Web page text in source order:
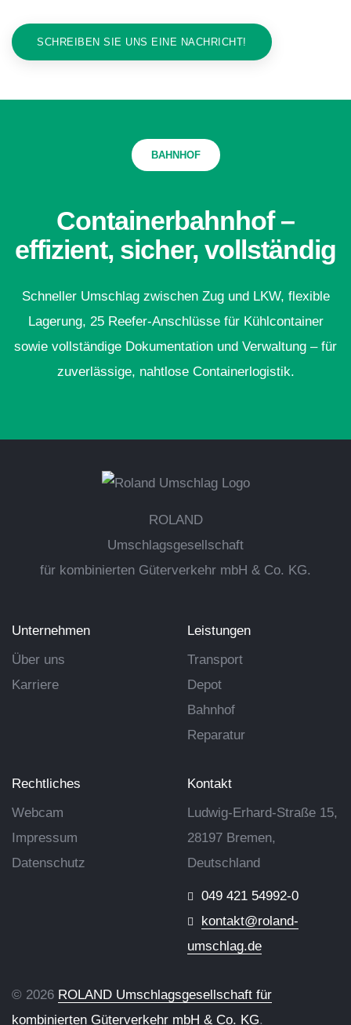
SCHREIBEN SIE UNS EINE NACHRICHT!
BAHNHOF
Containerbahnhof –
effizient, sicher, vollständig
Schneller Umschlag zwischen Zug und LKW, flexible
Lagerung, 25 Reefer-Anschlüsse für Kühlcontainer
sowie vollständige Dokumentation und Verwaltung – für
zuverlässige, nahtlose Containerlogistik.
ROLAND
Umschlagsgesellschaft
für kombinierten Güterverkehr mbH & Co. KG.
Unternehmen
Über uns
Karriere
Leistungen
Transport
Depot
Bahnhof
Reparatur
Rechtliches
Webcam
Impressum
Datenschutz
Kontakt
Ludwig-Erhard-Straße 15,
28197 Bremen,
Deutschland
049 421 54992-0
kontakt@roland-
umschlag.de
© 2026 ROLAND Umschlagsgesellschaft für
kombinierten Güterverkehr mbH & Co. KG.